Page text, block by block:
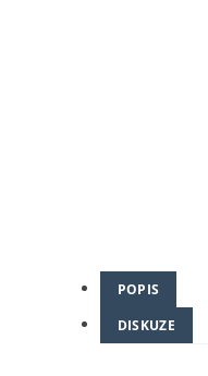
POPIS
DISKUZE